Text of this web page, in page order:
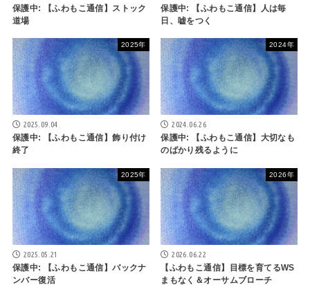
保護中: 【ふわもこ通信】ストック
道場
保護中: 【ふわもこ通信】人は毎
日、嘘をつく
2025年
2025.09.04
保護中: 【ふわもこ通信】飾り付け
終了
2024年
2024.06.26
保護中: 【ふわもこ通信】大切なも
のばかり残るように
2025年
2025.05.21
保護中: 【ふわもこ通信】バックナ
ンバー復活
2026年
2026.06.22
【ふわもこ通信】目標を育てるWS
まもなく＆オーサムブローチ